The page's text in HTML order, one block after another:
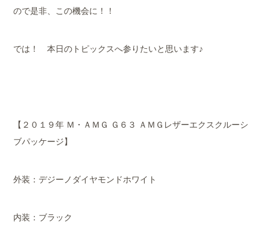
ので是非、この機会に！！
では！ 本日のトピックスへ参りたいと思います♪
【２０１９年 Ｍ・ＡＭＧ Ｇ６３ ＡＭＧレザーエクスクルーシ
ブパッケージ】
外装：デジーノダイヤモンドホワイト
内装：ブラック